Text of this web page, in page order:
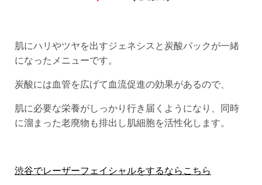
肌にハリやツヤを出すジェネシスと炭酸パックが一緒
になったメニューです。
炭酸には血管を広げて血流促進の効果があるので、
肌に必要な栄養がしっかり行き届くようになり、同時
に溜まった老廃物も排出し肌細胞を活性化します。
渋谷でレーザーフェイシャルをするならこちら